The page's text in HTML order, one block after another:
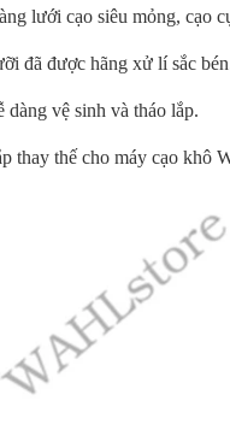
lưới cạo siêu mỏng, cạo
đã được hãng xử lí sắc
dàng vệ sinh và tháo lắp.
thay thế cho máy cạo khô